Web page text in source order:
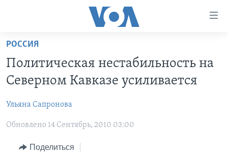
Перейти
основной
контент
Перейти
навигации
Перейти
НОВОСТИ ЗА МИНУТУ
ИТОГИ
ПОЧЕМУ ЭТО ВАЖНО?
ПРОЕКТЫ
УЧИМ АНГЛИЙСКИЙ
НАША АМЕРИКАНСКАЯ ИСТОРИЯ
А КАК В АМЕРИКЕ?
ЭКСПЕРТИЗА
ИНТЕРВЬЮ
ФАКТЫ ПРОТИВ ФЕЙКОВ
РОССИЯ
Политическая нестабильность на
Северном Кавказе усиливается
Ульяна Сапронова
Обновлено 14 Сентябрь, 2010 03:00
Поделиться